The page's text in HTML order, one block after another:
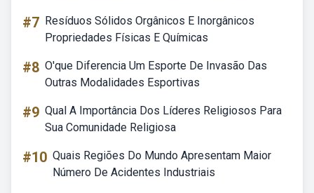
#7 Resíduos Sólidos Orgânicos E Inorgânicos
Propriedades Físicas E Químicas
#8 O'que Diferencia Um Esporte De Invasão Das
Outras Modalidades Esportivas
#9 Qual A Importância Dos Líderes Religiosos Para
Sua Comunidade Religiosa
#10 Quais Regiões Do Mundo Apresentam Maior
Número De Acidentes Industriais